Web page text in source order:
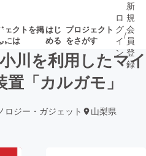
ェクトを掲
には
はじ
める
プロジェクト
をさがす
ロジェクト
もうすぐ公開
されます
ロ
グ
イ
ン
/
新
規
会
員
登
録
川を利用したマイ
「カルガモ」
ロジー・ガジェット 山梨県